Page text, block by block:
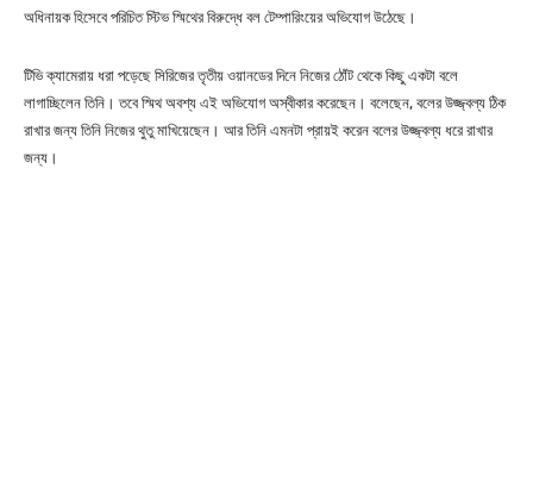
অধিনায়ক হিসেবে পরিচিত স্টিভ স্মিথের বিরুদ্ধে বল টেম্পারিংয়ের অভিযোগ উঠেছে।
টিভি ক্যামেরায় ধরা পড়েছে সিরিজের তৃতীয় ওয়ানডের দিনে নিজের ঠোঁট থেকে কিছু একটা বলে
লাগাচ্ছিলেন তিনি। তবে স্মিথ অবশ্য এই অভিযোগ অস্বীকার করেছেন। বলেছেন, বলের উজ্জ্বল্য ঠিক
রাখার জন্য তিনি নিজের থুতু মাখিয়েছেন। আর তিনি এমনটা প্রায়ই করেন বলের উজ্জ্বল্য ধরে রাখার
জন্য।